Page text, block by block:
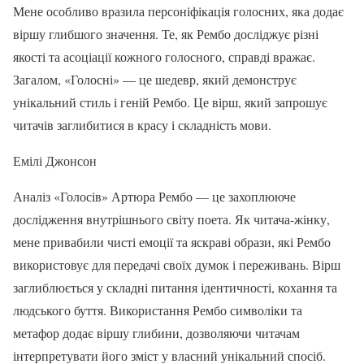
Мене особливо вразила персоніфікація голосних, яка додає
віршу глибшого значення. Те, як Рембо досліджує різні
якості та асоціації кожного голосного, справді вражає.
Загалом, «Голосні» — це шедевр, який демонструє
унікальний стиль і геній Рембо. Це вірш, який запрошує
читачів заглибитися в красу і складність мови.
Емілі Джонсон
Аналіз «Голосів» Артюра Рембо — це захоплююче
дослідження внутрішнього світу поета. Як читача-жінку,
мене привабили чисті емоції та яскраві образи, які Рембо
використовує для передачі своїх думок і переживань. Вірш
заглиблюється у складні питання ідентичності, кохання та
людського буття. Використання Рембо символіки та
метафор додає віршу глибини, дозволяючи читачам
інтерпретувати його зміст у власний унікальний спосіб.